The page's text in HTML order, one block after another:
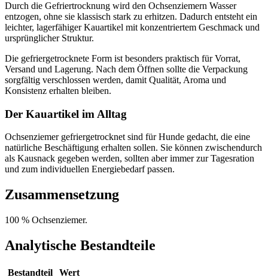
Durch die Gefriertrocknung wird den Ochsenziemern Wasser
entzogen, ohne sie klassisch stark zu erhitzen. Dadurch entsteht ein
leichter, lagerfähiger Kauartikel mit konzentriertem Geschmack und
ursprünglicher Struktur.
Die gefriergetrocknete Form ist besonders praktisch für Vorrat,
Versand und Lagerung. Nach dem Öffnen sollte die Verpackung
sorgfältig verschlossen werden, damit Qualität, Aroma und
Konsistenz erhalten bleiben.
Der Kauartikel im Alltag
Ochsenziemer gefriergetrocknet sind für Hunde gedacht, die eine
natürliche Beschäftigung erhalten sollen. Sie können zwischendurch
als Kausnack gegeben werden, sollten aber immer zur Tagesration
und zum individuellen Energiebedarf passen.
Zusammensetzung
100 % Ochsenziemer.
Analytische Bestandteile
Bestandteil
Wert